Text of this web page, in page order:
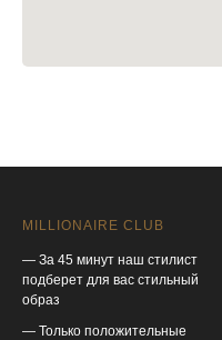
MILLIONAIRE CLUB
— За 45 минут наш стилист
подберет для вас стильный
образ
— Только положительные